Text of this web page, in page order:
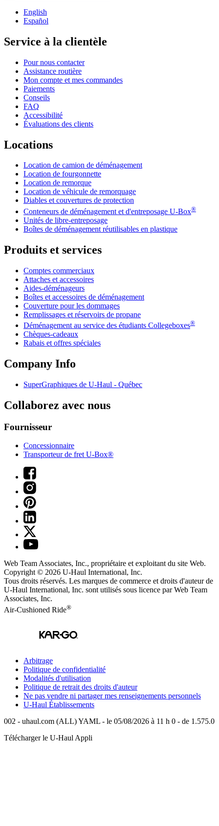
English
Español
Service à la clientèle
Pour nous contacter
Assistance routière
Mon compte et mes commandes
Paiements
Conseils
FAQ
Accessibilité
Évaluations des clients
Locations
Location de camion de déménagement
Location de fourgonnette
Location de remorque
Location de véhicule de remorquage
Diables et couvertures de protection
Conteneurs de déménagement et d'entreposage U-Box®
Unités de libre-entreposage
Boîtes de déménagement réutilisables en plastique
Produits et services
Comptes commerciaux
Attaches et accessoires
Aides-déménageurs
Boîtes et accessoires de déménagement
Couverture pour les dommages
Remplissages et réservoirs de propane
Déménagement au service des étudiants Collegeboxes®
Chèques-cadeaux
Rabais et offres spéciales
Company Info
SuperGraphiques de U-Haul - Québec
Collaborez avec nous
Fournisseur
Concessionnaire
Transporteur de fret U-Box®
Web Team Associates, Inc., propriétaire et exploitant du site Web.
Copyright © 2026 U-Haul International, Inc.
Tous droits réservés. Les marques de commerce et droits d'auteur de
U-Haul International, Inc. sont utilisés sous licence par Web Team
Associates, Inc.
Air-Cushioned Ride®
Arbitrage
Politique de confidentialité
Modalités d'utilisation
Politique de retrait des droits d'auteur
Ne pas vendre ni partager mes renseignements personnels
U-Haul Établissements
002 - uhaul.com (ALL) YAML - le 05/08/2026 à 11 h 0 - de 1.575.0
Télécharger le U-Haul Appli